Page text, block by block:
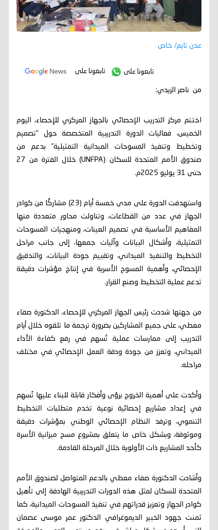
عدن تايم/ خاص
تابعونا على تابعونا على
من ناصر الزيدي:
اختتم مركز التدريب الإحصائي بالجهاز المركزي للإحصاء، اليوم
الخميس، فعاليات الدورة التدريبية المتخصصة حول "تصميم
وتخطيط وتنفيذ المسوحات الميدانية التمثيلية" بدعم من
صندوق الأمم المتحدة للسكان (UNFPA) خلال الفترة من 27
حتى 31 يوليو 2025م.
واستهدفت الدورة على مدى خمسة أيام (23) مشاركًا من كوادر
الجهاز في عدد من القطاعات، وتناولت محاور متعددة منها
المفاهيم الأساسية في تصميم العينات، ومنهجيات المسوحات
التمثيلية، وأشكال البيانات وآليات جمعها، إلى جانب مراحل
التخطيط والتنفيذ الميداني، وتقييم جودة البيانات، والتدقيق
الإحصائي، وأهمية المسوح الأسرية في إنتاج مؤشرات دقيقة
تدعم عملية التخطيط وصنع القرار.
من جهتها شددت رئيس الجهاز المركزي للإحصاء، الدكتورة صفاء
معطي، على جميع المشاركين بضرورة ترجمة ما تلقوه خلال أيام
التدريب إلى ممارسات عملية تُسهم في رفع كفاءة الأداء
الميداني، وتعزز من جودة ودقة العمل الإحصائي في مختلف
مراحله.
وأكدت على أهمية الخروج برؤى وأفكار قابلة للبناء عليها تُسهم
في إعداد مشاريع إحصائية نوعية تخدم متطلبات التخطيط
التنموي، وترفد النظام الإحصائي الوطني بمؤشرات دقيقة
وموثوقة، وبشكل خاص ما يتعلق بمشروع مسح ميزانية الأسرة
كأحد المشاريع ذات الأولوية خلال المرحلة القادمة.
وأشادت الدكتورة صفاء معطي بالدعم المتواصل لصندوق الأمم
المتحدة للسكان لمثل هذه الدورات التدريبية الهادفة إلى تأهيل
كوادر الجهاز وتعزيز قدراتهم في تنفيذ المسوحات الميدانية، كما
ثمنت جهود الخبير الديموغرافي الدكتور عمر موسى عصمان